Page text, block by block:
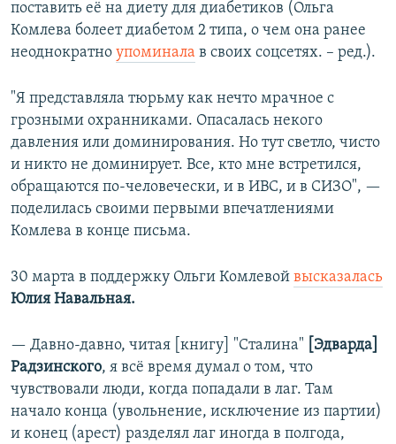
поставить её на диету для диабетиков (Ольга
Комлева болеет диабетом 2 типа, о чем она ранее
неоднократно упоминала в своих соцсетях. – ред.).
"Я представляла тюрьму как нечто мрачное с
грозными охранниками. Опасалась некого
давления или доминирования. Но тут светло, чисто
и никто не доминирует. Все, кто мне встретился,
обращаются по-человечески, и в ИВС, и в СИЗО", —
поделилась своими первыми впечатлениями
Комлева в конце письма.
30 марта в поддержку Ольги Комлевой высказалась
Юлия Навальная.
— Давно-давно, читая [книгу] "Сталина"
[Эдварда]
Радзинского, я всё время думал о том, что
чувствовали люди, когда попадали в лаг. Там
начало конца (увольнение, исключение из партии)
и конец (арест) разделял лаг иногда в полгода,